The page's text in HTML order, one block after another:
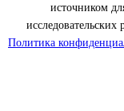
источником
исследовательских
Политика